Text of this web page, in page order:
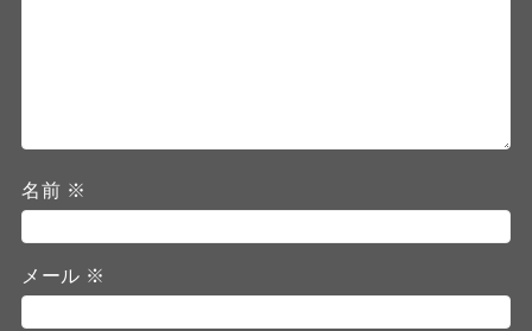
名前 ※
メール ※